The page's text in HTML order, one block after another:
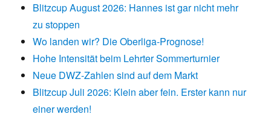
Blitzcup August 2026: Hannes ist gar nicht mehr
zu stoppen
Wo landen wir? Die Oberliga-Prognose!
Hohe Intensität beim Lehrter Sommerturnier
Neue DWZ-Zahlen sind auf dem Markt
Blitzcup Juli 2026: Klein aber fein. Erster kann nur
einer werden!